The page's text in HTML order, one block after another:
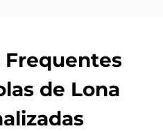
de Lona